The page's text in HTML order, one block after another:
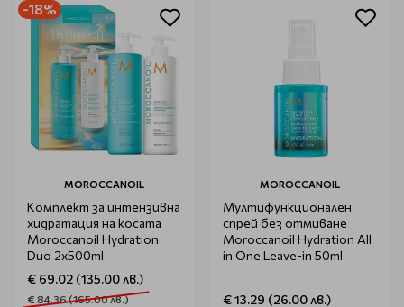
-18%
MOROCCANOIL
Комплект за интензивна
хидратация на косата
Moroccanoil Hydration
Duo 2x500ml
€ 69.02 (135.00 лв.)
€ 84.36 (165.00 лв.)
MOROCCANOIL
Мултифункционален
спрей без отмиване
Moroccanoil Hydration All
in One Leave-in 50ml
€ 13.29 (26.00 лв.)